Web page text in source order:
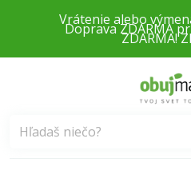
Doprava ZDARMA